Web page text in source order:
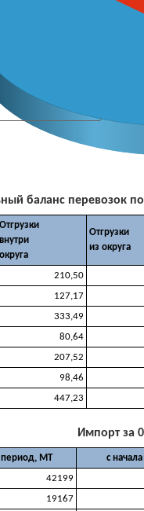
баланс перевозок
Отгрузки
внутри
округа
Отгрузки
из округа
210,50
127,17
333,49
80,64
207,52
98,46
447,23
Импорт за
период, МТ
с
42199
19167